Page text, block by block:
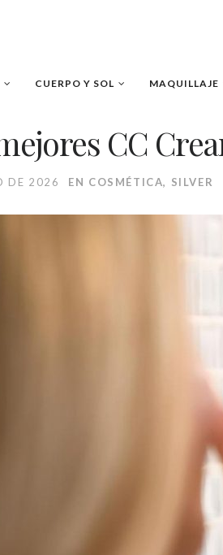
CUERPO Y SOL MAQUILLAJE
CC
DE 2026 EN COSMÉTICA, SILVER